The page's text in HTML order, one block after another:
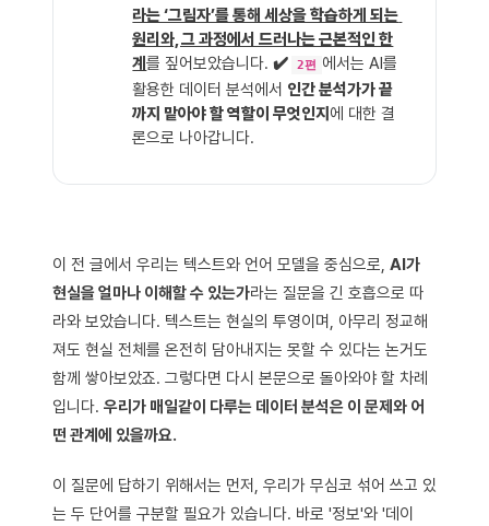
라는 ‘그림자’를 통해 세상을 학습하게 되는
원리와, 그 과정에서 드러나는 근본적인 한
계를 짚어보았습니다.✔️ 2편 에서는 AI를
활용한 데이터 분석에서 인간 분석가가 끝
까지 맡아야 할 역할이 무엇인지 에 대한 결
론으로 나아갑니다.
이 전 글에서 우리는 텍스트와 언어 모델을 중심으로, AI가
현실을 얼마나 이해할 수 있는가라는 질문을 긴 호흡으로 따
라와 보았습니다. 텍스트는 현실의 투영이며, 아무리 정교해
져도 현실 전체를 온전히 담아내지는 못할 수 있다는 논거도
함께 쌓아보았죠. 그렇다면 다시 본문으로 돌아와야 할 차례
입니다. 우리가 매일같이 다루는 데이터 분석은 이 문제와 어
떤 관계에 있을까요.
이 질문에 답하기 위해서는 먼저, 우리가 무심코 섞어 쓰고 있
는 두 단어를 구분할 필요가 있습니다. 바로 '정보'와 '데이